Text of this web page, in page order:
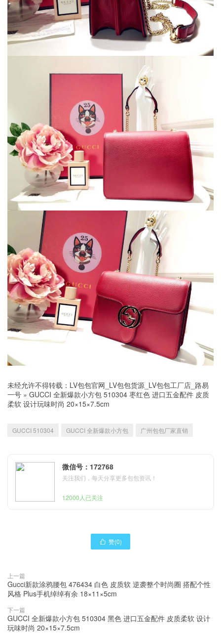
未经允许不得转载： LV包包官网_LV包包货源_LV包包工厂店_路易
一号 » GUCCI 全新爆款小方包 510304 枣红色 进口五金配件 皮质
柔软 设计玩味时尚 20×15×7.5cm
GUCCI 510304 GUCCI 全新爆款小方包 广州包包厂家直销
微信号：172768
关注我们，每天分享更多包包资讯！
12000人已关注
 赞(0)
上一篇
Gucci新款涂鸦腰包 476434 白色 皮质软 逆袭整个时尚圈 搭配个性
风格 Plus手机绰绰有余 18×11×5cm
下一篇
GUCCI 全新爆款小方包 510304 黑色 进口五金配件 皮质柔软 设计
玩味时尚 20×15×7.5cm